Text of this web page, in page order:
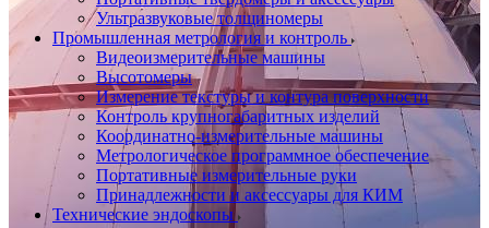
Ультразвуковые толщиномеры
Промышленная метрология и контроль
Видеоизмерительные машины
Высотомеры
Измерение текстуры и контура поверхности
Контроль крупногабаритных изделий
Координатно-измерительные машины
Метрологическое программное обеспечение
Портативные измерительные руки
Принадлежности и аксессуары для КИМ
Технические эндоскопы